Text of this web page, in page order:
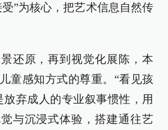
”为核心，把艺术信息自然传
还原，再到视觉化展陈，本
童感知方式的尊重。“看见孩
放弃成人的专业叙事惯性，用
与沉浸式体验，搭建通往艺